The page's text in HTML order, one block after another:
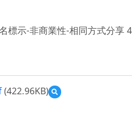
標示-非商業性-相同方式分享
(422.96KB)
預
覽